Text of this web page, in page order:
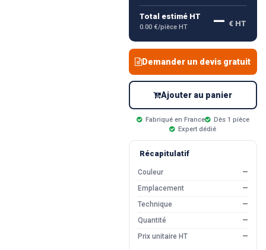
Total estimé HT
0.00 €/pièce HT — € HT
Demander un devis gratuit
Ajouter au panier
Fabriqué en France
Dès 1 pièce
Expert dédié
Récapitulatif
Couleur
—
Emplacement
—
Technique
—
Quantité
—
Prix unitaire HT
—